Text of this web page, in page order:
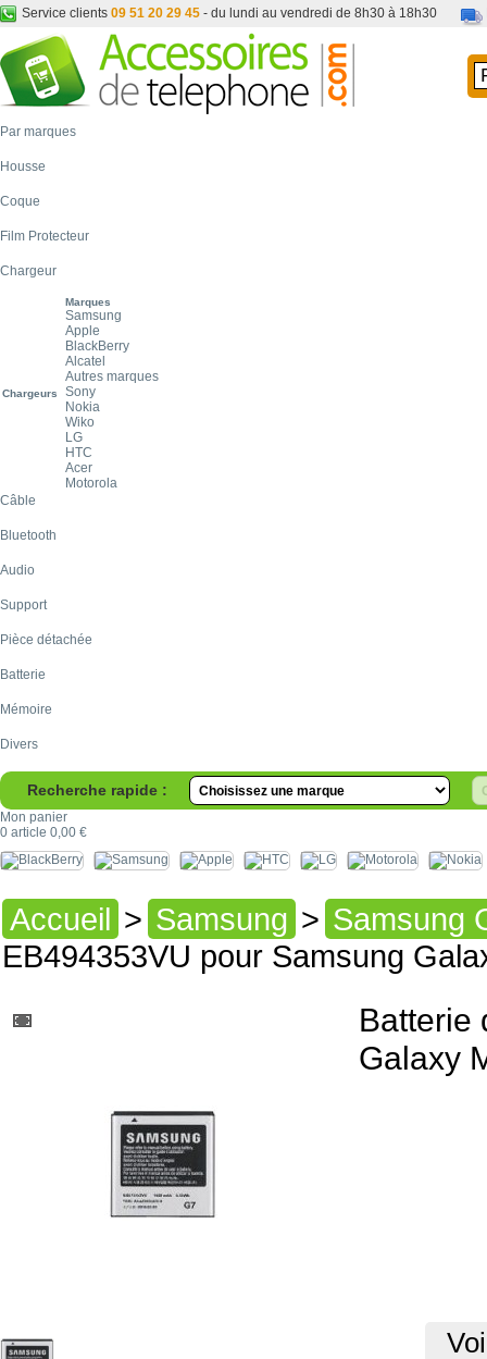
Par marques
Housse
Coque
Film Protecteur
Chargeur
Chargeurs
Marques
Samsung
Apple
BlackBerry
Alcatel
Autres marques
Sony
Nokia
Wiko
LG
HTC
Acer
Motorola
Câble
Bluetooth
Audio
Support
Pièce détachée
Batterie
Mémoire
Divers
Recherche rapide :
Mon panier
0 article 0,00 €
Accueil > Samsung > Samsung
EB494353VU pour Samsung
Batterie
Galaxy
Service clients 09 51 20 29 45 - du lundi au vendredi de 8h30 à 18h30